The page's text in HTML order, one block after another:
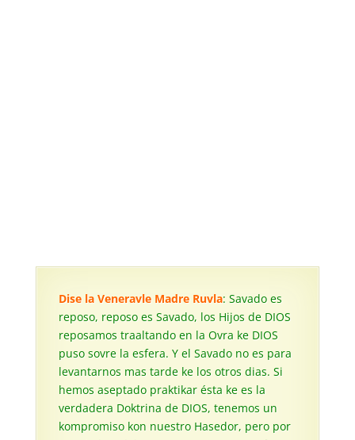
Dise la Veneravle Madre Ruvla: Savado es
reposo, reposo es Savado, los Hijos de DIOS
reposamos traaltando en la Ovra ke DIOS
puso sovre la esfera. Y el Savado no es para
levantarnos mas tarde ke los otros dias. Si
hemos aseptado praktikar ésta ke es la
verdadera Doktrina de DIOS, tenemos un
kompromiso kon nuestro Hasedor, pero por